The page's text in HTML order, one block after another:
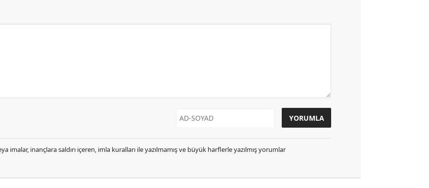
imalar, inançlara saldırı içeren, imla kuralları ile yazılmamış ve büyük harflerle yazılmış yorumlar